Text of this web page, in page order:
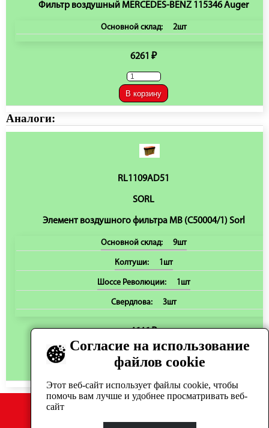
Фильтр воздушный MERCEDES-BENZ 115346 Auger
Основной склад: 2шт
6261 ₽
В корзину
Аналоги:
RL1109AD51
SORL
Элемент воздушного фильтра MB (C50004/1) Sorl
Основной склад: 9шт
Колтуши: 1шт
Шоссе Революции: 1шт
Свердлова: 3шт
4646 ₽
В корзину
Согласие на использование
файлов cookie
Этот веб-сайт использует файлы cookie, чтобы
помочь вам лучше и удобнее просматривать веб-
сайт